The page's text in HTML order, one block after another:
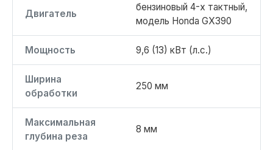
Двигатель
бензиновый 4-х тактный,
модель Honda GX390
Мощность 9,6 (13) кВт (л.с.)
Ширина
обработки
250 мм
Максимальная
глубина реза
8 мм